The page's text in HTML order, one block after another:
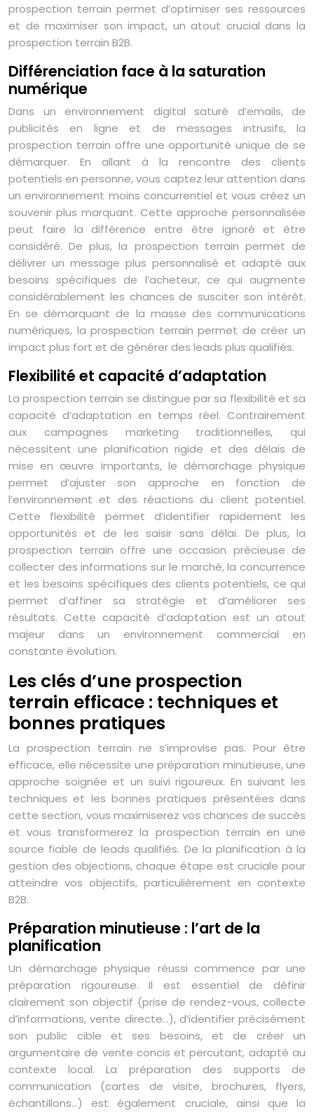
prospection terrain permet d’optimiser ses ressources
et de maximiser son impact, un atout crucial dans la
prospection terrain B2B.
Différenciation face à la saturation
numérique
Dans un environnement digital saturé d’emails, de
publicités en ligne et de messages intrusifs, la
prospection terrain offre une opportunité unique de se
démarquer. En allant à la rencontre des clients
potentiels en personne, vous captez leur attention dans
un environnement moins concurrentiel et vous créez un
souvenir plus marquant. Cette approche personnalisée
peut faire la différence entre être ignoré et être
considéré. De plus, la prospection terrain permet de
délivrer un message plus personnalisé et adapté aux
besoins spécifiques de l’acheteur, ce qui augmente
considérablement les chances de susciter son intérêt.
En se démarquant de la masse des communications
numériques, la prospection terrain permet de créer un
impact plus fort et de générer des leads plus qualifiés.
Flexibilité et capacité d’adaptation
La prospection terrain se distingue par sa flexibilité et sa
capacité d’adaptation en temps réel. Contrairement
aux campagnes marketing traditionnelles, qui
nécessitent une planification rigide et des délais de
mise en œuvre importants, le démarchage physique
permet d’ajuster son approche en fonction de
l’environnement et des réactions du client potentiel.
Cette flexibilité permet d’identifier rapidement les
opportunités et de les saisir sans délai. De plus, la
prospection terrain offre une occasion précieuse de
collecter des informations sur le marché, la concurrence
et les besoins spécifiques des clients potentiels, ce qui
permet d’affiner sa stratégie et d’améliorer ses
résultats. Cette capacité d’adaptation est un atout
majeur dans un environnement commercial en
constante évolution.
Les clés d’une prospection
terrain efficace : techniques et
bonnes pratiques
La prospection terrain ne s’improvise pas. Pour être
efficace, elle nécessite une préparation minutieuse, une
approche soignée et un suivi rigoureux. En suivant les
techniques et les bonnes pratiques présentées dans
cette section, vous maximiserez vos chances de succès
et vous transformerez la prospection terrain en une
source fiable de leads qualifiés. De la planification à la
gestion des objections, chaque étape est cruciale pour
atteindre vos objectifs, particulièrement en contexte
B2B.
Préparation minutieuse : l’art de la
planification
Un démarchage physique réussi commence par une
préparation rigoureuse. Il est essentiel de définir
clairement son objectif (prise de rendez-vous, collecte
d’informations, vente directe…), d’identifier précisément
son public cible et ses besoins, et de créer un
argumentaire de vente concis et percutant, adapté au
contexte local. La préparation des supports de
communication (cartes de visite, brochures, flyers,
échantillons…) est également cruciale, ainsi que la